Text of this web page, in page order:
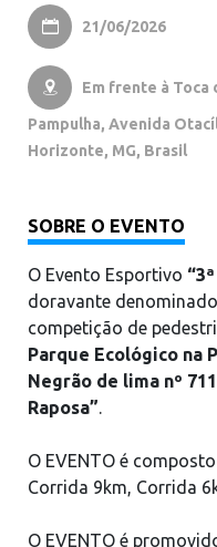
 21/06/2026
 Em frente à Toca
Pampulha, Avenida
Horizonte, MG, Brasil
SOBRE O EVENTO
O Evento Esportivo
doravante
competição de
Parque Ecológico na
Negrão de lima nº
Raposa”.
O EVENTO é
Corrida 9km, Corrida
O EVENTO é